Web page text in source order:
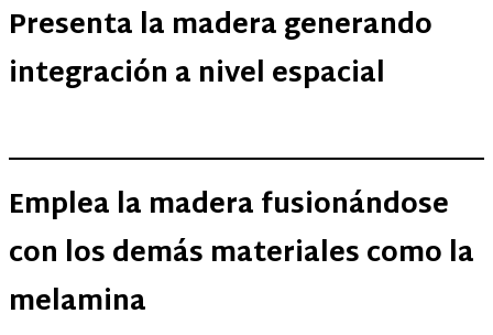
Presenta la madera generando
integración a nivel espacial
Emplea la madera fusionándose
con los demás materiales como la
melamina